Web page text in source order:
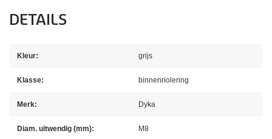
DETAILS
Kleur: grijs
Klasse: binnenriolering
Merk: Dyka
Diam. uitwendig (mm): M8